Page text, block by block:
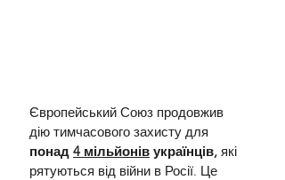
Європейський Союз продовжив
дію тимчасового захисту для
понад 4 мільйонів українців, які
рятуються від війни в Росії. Це